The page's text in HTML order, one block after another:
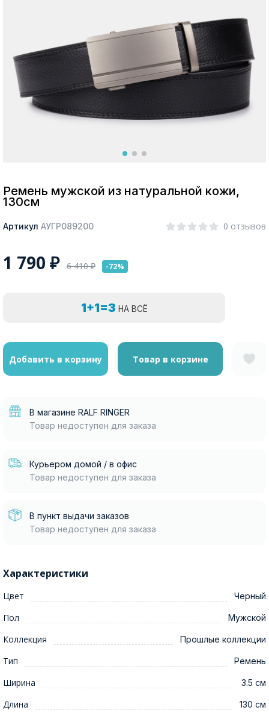
Да, все верно Изменить город
Ремень мужской из натуральной кожи,
130см
Артикул АУГР089200 0 отзывов
1 790 ₽ 6 410₽ -72%
1+1=3 НА ВСЁ
Добавить в корзину Товар в корзине
В магазине RALF RINGER
Товар недоступен для заказа
Курьером домой / в офис
Товар недоступен для заказа
В пункт выдачи заказов
Товар недоступен для заказа
Характеристики
Цвет Черный
Пол Мужской
Коллекция Прошлые коллекции
Тип Ремень
Ширина 3.5 см
Длина 130 см